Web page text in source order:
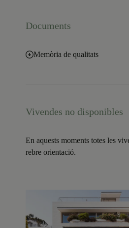
Documents
Memòria de qualitats
Vivendes no disponibles
En aquests moments totes les
rebre orientació.